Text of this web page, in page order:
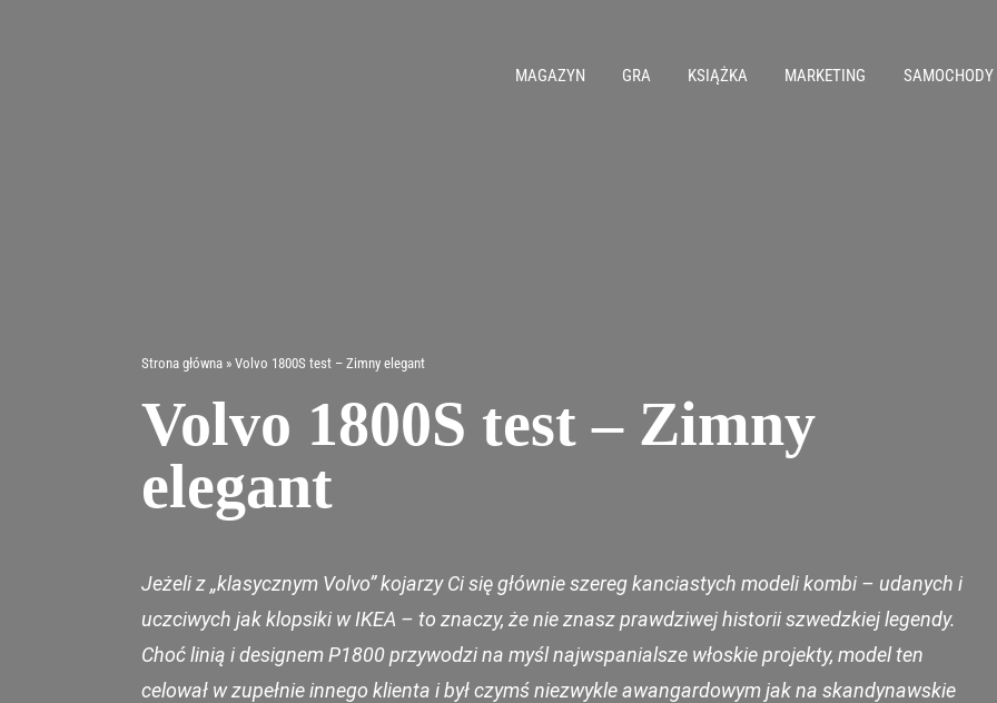
MAGAZYN GRA KSIĄŻKA MARKETING SAMOCHODY
Strona główna »Volvo 1800S test – Zimny elegant
Volvo 1800S test – Zimny
elegant
Jeżeli z „klasycznym Volvo” kojarzy Ci się głównie szereg kanciastych modeli kombi – udanych i
uczciwych jak klopsiki w IKEA – to znaczy, że nie znasz prawdziwej historii szwedzkiej legendy.
Choć linią i designem P1800 przywodzi na myśl najwspanialsze włoskie projekty, model ten
celował w zupełnie innego klienta i był czymś niezwykle awangardowym jak na skandynawskie